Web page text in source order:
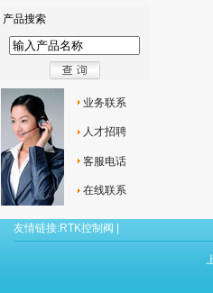
产品搜索
业务联系
人才招聘
客服电话
在线联系
友情链接:RTK控制阀